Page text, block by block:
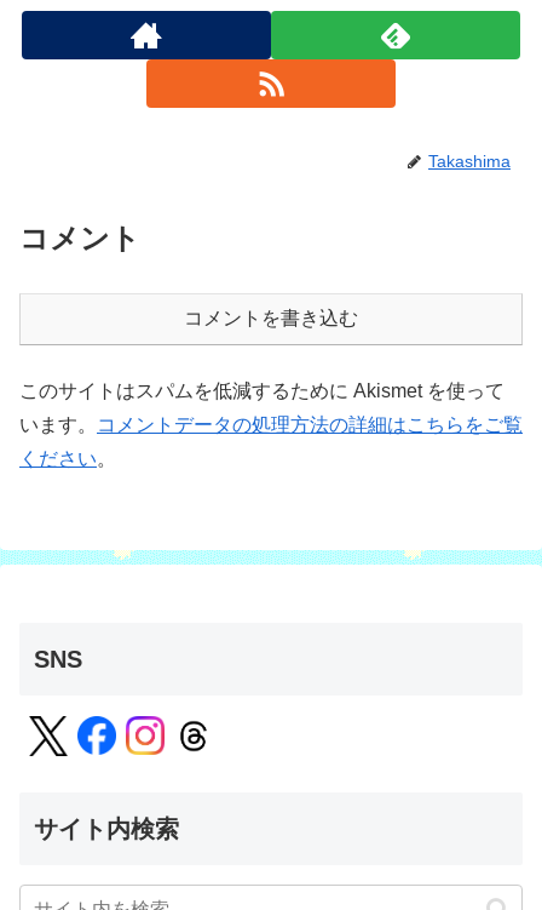
Takashima
コメント
コメントを書き込む
このサイトはスパムを低減するために Akismet を使って
います。
コメントデータの処理方法の詳細はこちらをご覧
ください。
SNS
サイト内検索